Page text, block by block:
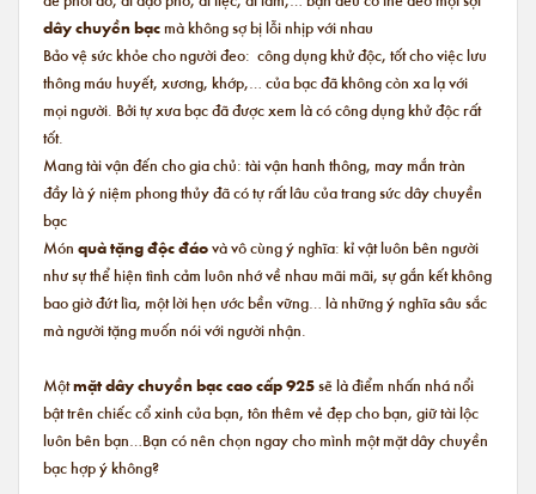
dây chuyền bạcmà không sợ bị lỗi nhịp với nhau
Bảo vệ sức khỏe cho người đeo: công dụng khử độc, tốt cho việc lưu
thông máu huyết, xương, khớp,… của bạc đã không còn xa lạ với
mọi người. Bởi tự xưa bạc đã được xem là có công dụng khử độc rất
tốt.
Mang tài vận đến cho gia chủ: tài vận hanh thông, may mắn tràn
đầy là ý niệm phong thủy đã có tự rất lâu của trang sức dây chuyền
bạc
Món quà tặng độc đáovà vô cùng ý nghĩa: kỉ vật luôn bên người
như sự thể hiện tình cảm luôn nhớ về nhau mãi mãi, sự gắn kết không
bao giờ đứt lìa, một lời hẹn ước bền vững… là những ý nghĩa sâu sắc
mà người tặng muốn nói với người nhận.
Mộtmặt dây chuyền bạc cao cấp 925sẽ là điểm nhấn nhá nổi
bật trên chiếc cổ xinh của bạn, tôn thêm vẻ đẹp cho bạn, giữ tài lộc
luôn bên bạn…Bạn có nên chọn ngay cho mình một mặt dây chuyền
bạc hợp ý không?